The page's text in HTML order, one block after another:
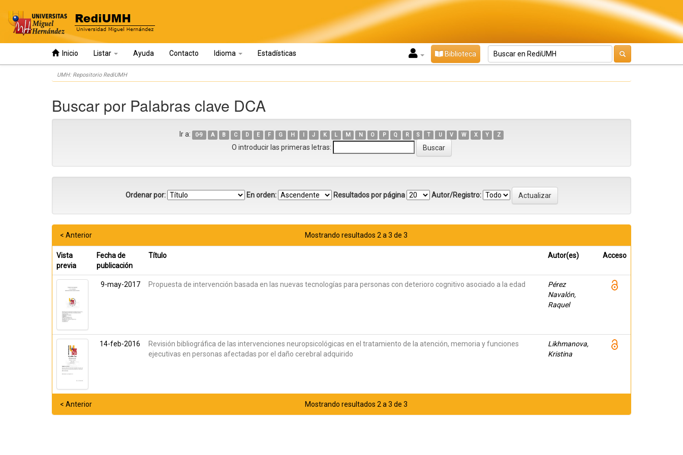
Inicio Listar Ayuda Contacto Idioma Estadísticas Biblioteca
UMH: Repositorio RediUMH
Buscar por Palabras clave DCA
Ir a: 0-9 A B C D E F G H I J K L M N O P Q R S T U V W X Y Z
O introducir las primeras letras:
Ordenar por: En orden: Resultados por página Autor/Registro:
Mostrando resultados 2 a 3 de 3
< Anterior
Vista
previa
Fecha de
publicación
Título Autor(es) Acceso
9-may-2017 Propuesta de intervención basada en las nuevas tecnologías para personas con deterioro cognitivo asociado a la edad
Pérez
Navalón,
Raquel
14-feb-2016
Revisión bibliográfica de las intervenciones neuropsicológicas en el tratamiento de la atención, memoria y funciones
ejecutivas en personas afectadas por el daño cerebral adquirido
Likhmanova,
Kristina
Mostrando resultados 2 a 3 de 3
< Anterior